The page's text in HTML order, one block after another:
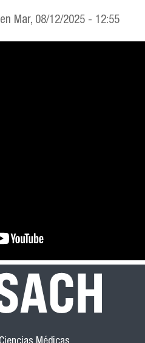
en Mar, 08/12/2025 - 12:55